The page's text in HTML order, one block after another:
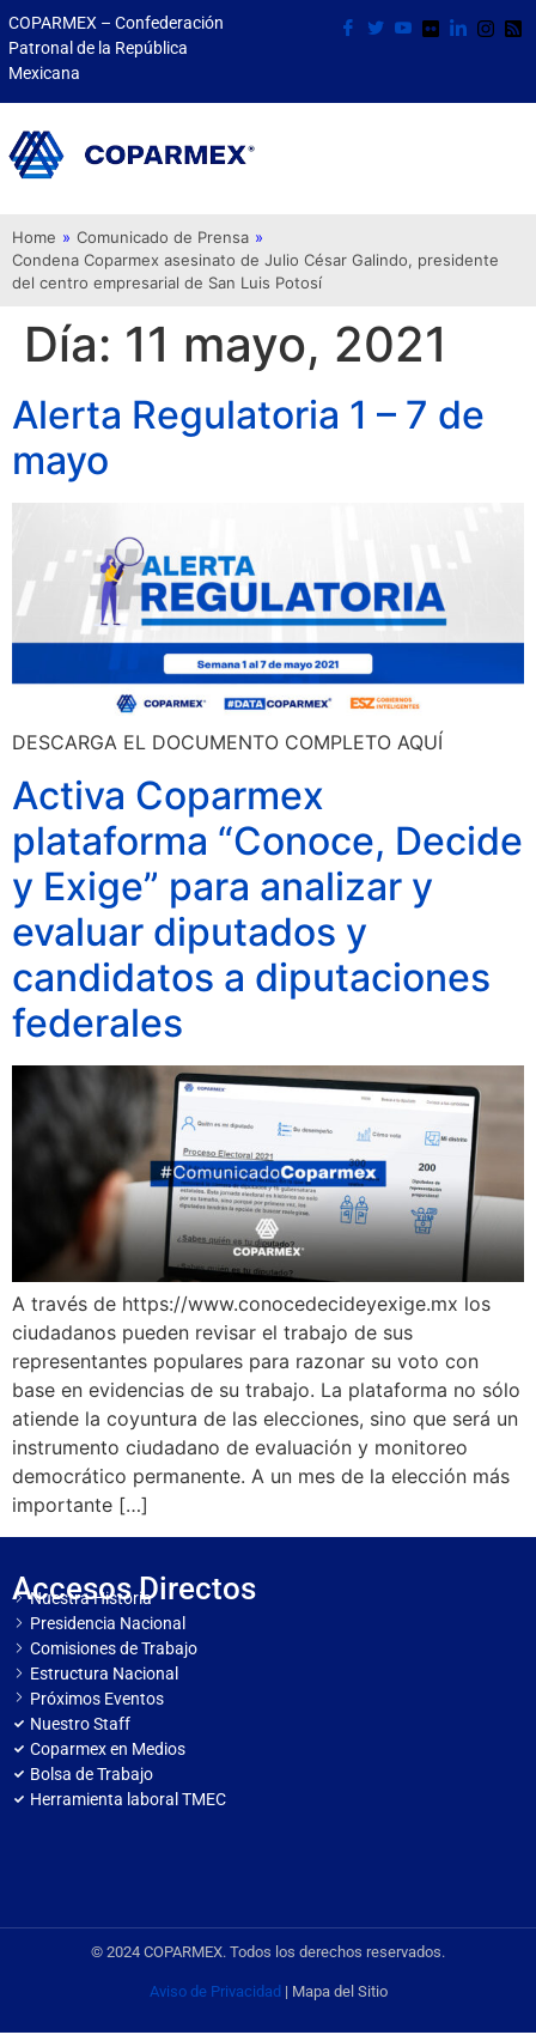
COPARMEX – Confederación
Patronal de la República
Mexicana
Home » Comunicado de Prensa »
Condena Coparmex asesinato de Julio César Galindo, presidente
del centro empresarial de San Luis Potosí
Día: 11 mayo, 2021
Alerta Regulatoria 1 – 7 de
mayo
DESCARGA EL DOCUMENTO COMPLETO AQUÍ
Activa Coparmex
plataforma “Conoce, Decide
y Exige” para analizar y
evaluar diputados y
candidatos a diputaciones
federales
A través de https://www.conocedecideyexige.mx los
ciudadanos pueden revisar el trabajo de sus
representantes populares para razonar su voto con
base en evidencias de su trabajo. La plataforma no sólo
atiende la coyuntura de las elecciones, sino que será un
instrumento ciudadano de evaluación y monitoreo
democrático permanente. A un mes de la elección más
importante […]
Accesos Directos
Nuestra Historia
Presidencia Nacional
Comisiones de Trabajo
Estructura Nacional
Próximos Eventos
Nuestro Staff
Coparmex en Medios
Bolsa de Trabajo
Herramienta laboral TMEC
© 2024 COPARMEX. Todos los derechos reservados.
Aviso de Privacidad | Mapa del Sitio